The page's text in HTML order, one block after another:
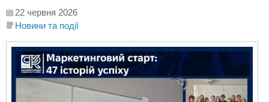
22 червня 2026
Новини та події